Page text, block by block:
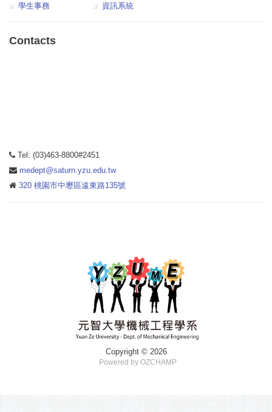
學生事務
資訊系統
Contacts
Tel: (03)463-8800#2451
medept@saturn.yzu.edu.tw
320 桃園市中壢區遠東路135號
Copyright © 2026
Powered by OZCHAMP